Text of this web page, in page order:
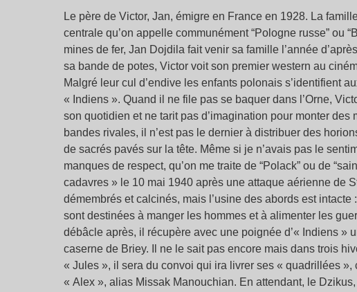
Le père de Victor, Jan, émigre en France en 1928. La
centrale qu’on appelle communément “Pologne russe” ou
mines de fer, Jan Dojdila fait venir sa famille l’année
sa bande de potes, Victor voit son premier western au
Malgré leur cul d’endive les enfants polonais s’identifient
« Indiens ». Quand il ne file pas se baquer dans l’Orne,
son quotidien et ne tarit pas d’imagination pour monter
bandes rivales, il n’est pas le dernier à distribuer des
de sacrés pavés sur la tête. Même si je n’avais pas le
manques de respect, qu’on me traite de “Polack” ou de
cadavres » le 10 mai 1940 après une attaque aérienne de
démembrés et calcinés, mais l’usine des abords est
sont destinées à manger les hommes et à alimenter les
débâcle après, il récupère avec une poignée d’« Indiens »
caserne de Briey. Il ne le sait pas encore mais dans trois
« Jules », il sera du convoi qui ira livrer ses « quadrillées
« Alex », alias Missak Manouchian. En attendant, le